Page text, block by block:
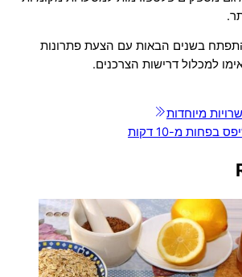
בשנים הבאות עם הצעת פתרונות
למכלול דרישות הצרכנים.
מיוחדות
בפחות מ-10 דקות